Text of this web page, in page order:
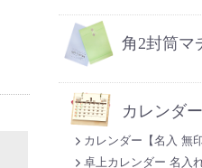
角2封筒マ
カレンダー
カレンダー【名入 無
卓上カレンダー 名入